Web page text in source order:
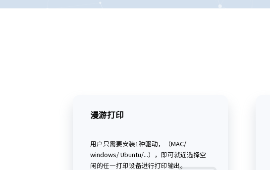
漫游打印
用户只需要安装1种驱动，（MAC/
windows/ Ubuntu/...），即可就近选择空
闲的任一打印设备进行打印输出。